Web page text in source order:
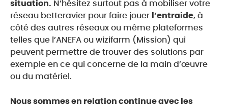
situation. N’hésitez surtout pas à mobiliser votre
réseau betteravier pour faire jouer l’entraide, à
côté des autres réseaux ou même plateformes
telles que l’ANEFA ou wizifarm (Mission) qui
peuvent permettre de trouver des solutions par
exemple en ce qui concerne de la main d’œuvre
ou du matériel.
Nous sommes en relation continue avec les